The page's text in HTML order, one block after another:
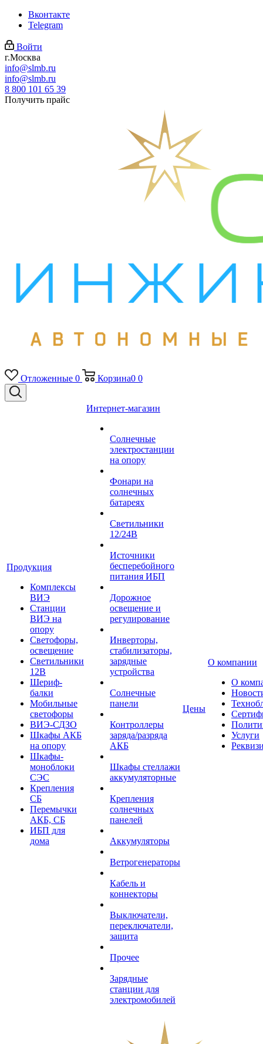
Вконтакте
Telegram
Войти
г.Москва
info@slmb.ru
info@slmb.ru
8 800 101 65 39
Получить прайс
Отложенные 0 Корзина0 0
Продукция
Комплексы
ВИЭ
Станции
ВИЭ на
опору
Светофоры,
освещение
Светильники
12В
Шериф-
балки
Мобильные
светофоры
ВИЭ-СДЗО
Шкафы АКБ
на опору
Шкафы-
моноблоки
СЭС
Крепления
СБ
Перемычки
АКБ, СБ
ИБП для
дома
Интернет-магазин
Солнечные
электростанции
на опору
Фонари на
солнечных
батареях
Светильники
12/24В
Источники
бесперебойного
питания ИБП
Дорожное
освещение и
регулирование
Инверторы,
стабилизаторы,
зарядные
устройства
Солнечные
панели
Контроллеры
заряда/разряда
АКБ
Шкафы стеллажи
аккумуляторные
Крепления
солнечных
панелей
Аккумуляторы
Ветрогенераторы
Кабель и
коннекторы
Выключатели,
переключатели,
защита
Прочее
Зарядные
станции для
электромобилей
Цены
О компании
О
Услуги